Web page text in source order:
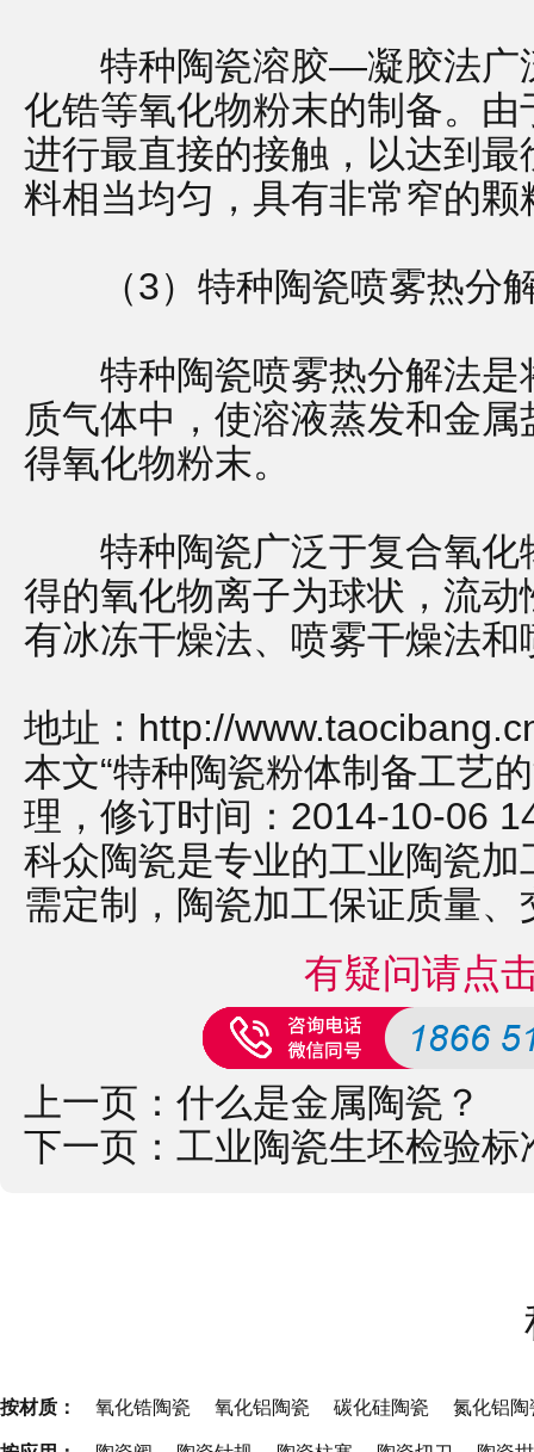
特种陶瓷溶胶—凝胶法广
化锆等氧化物粉末的制备。
进行最直接的接触，以达到
料相当均匀，具有非常窄的
（3）特种陶瓷喷雾热分
特种陶瓷喷雾热分解法是
质气体中，使溶液蒸发和金
得氧化物粉末。
特种陶瓷广泛于复合氧化
得的氧化物离子为球状，流
有冰冻干燥法、喷雾干燥法
地址： http://
本文“特种陶瓷粉体制备工艺
理，修订时间：2014-10-06
科众陶瓷是专业的工业陶瓷加
需定制， 陶瓷加工保证质量、
有疑问请点
上一页： 什么是金属陶瓷？
下一页： 工业陶瓷生坯检验标
按材质： 氧化锆陶瓷 氧化铝陶瓷 碳化硅陶瓷 氮化铝陶